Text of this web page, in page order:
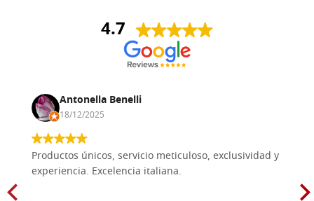
4.7
Antonella Benelli
18/12/2025
Productos únicos, servicio meticuloso, exclusividad y
experiencia. Excelencia italiana.